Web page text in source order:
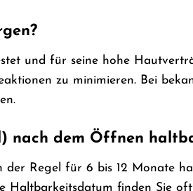
und für seine hohe
zu minimieren. Bei
nach dem Öffnen
Regel für 6 bis 12 Monate
Haltbarkeitsdatum finden Sie